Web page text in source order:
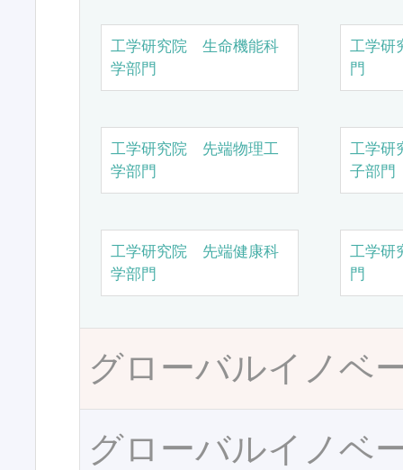
工学研究院 生命機能科
学部門
工学研
門
工学研究院 先端物理工
学部門
工学研
子部門
工学研究院 先端健康科
学部門
工学研
門
グローバルイノベ
グローバルイノベ